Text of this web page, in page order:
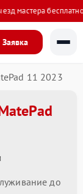
бесплатно
Заявка
11 2023
до